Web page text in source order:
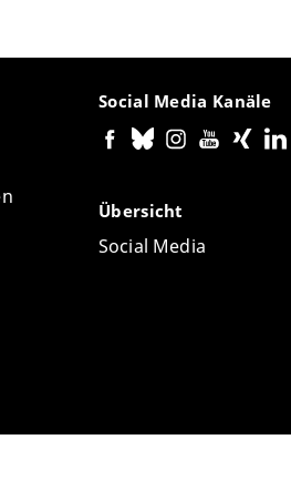
Social Media Kanäle
Übersicht
Social Media